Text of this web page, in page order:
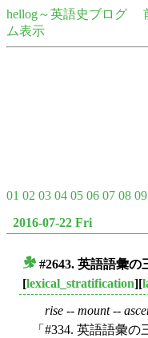
hellog～英語史ブログ
ム表示
01 02 03 04 05 06 07 08 09
2016-07-22 Fri
#2643. 英語語彙の
[lexical_stratification][
rise -- mount--
「#334. 英語語彙